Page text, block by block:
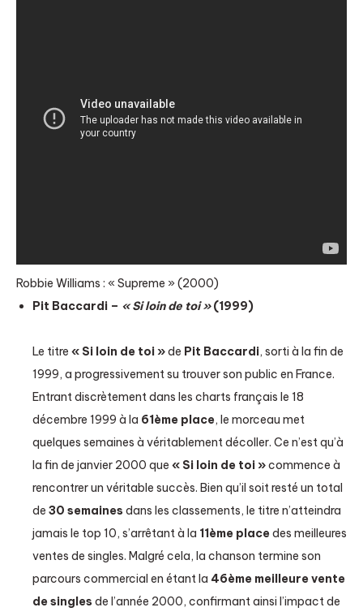
Robbie Williams : « Supreme » (2000)
Pit Baccardi – « Si loin de toi »(1999)
Le titre « Si loin de toi »de Pit Baccardi, sorti à la fin de
1999, a progressivement su trouver son public en France.
Entrant discrètement dans les charts français le 18
décembre 1999 à la 61ème place, le morceau met
quelques semaines à véritablement décoller. Ce n’est qu’à
la fin de janvier 2000 que « Si loin de toi »commence à
rencontrer un véritable succès. Bien qu’il soit resté un total
de 30 semaines dans les classements, le titre n’atteindra
jamais le top 10, s’arrêtant à la 11ème placedes meilleures
ventes de singles. Malgré cela, la chanson termine son
parcours commercial en étant la 46ème meilleure vente
de singles de l’année 2000, confirmant ainsi l’impact de